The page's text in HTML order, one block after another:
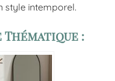
style intemporel.
Thématique :